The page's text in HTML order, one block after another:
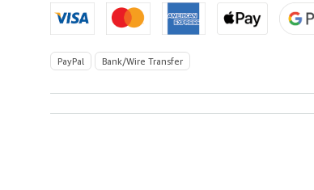
PayPal Bank/Wire Transfer